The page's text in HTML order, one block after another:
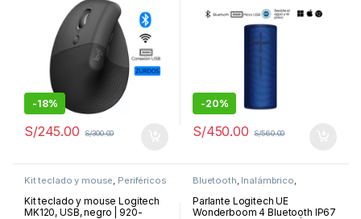
-18%
S/245.00 S/300.00
-20%
S/450.00 S/560.00
Kit teclado y mouse, Periféricos
Kit teclado y mouse Logitech
MK120, USB, negro | 920-
Bluetooth, Inalámbrico,
Periféricos y
Accesorios
Parlante Logitech UE
Wonderboom 4 Bluetooth IP67